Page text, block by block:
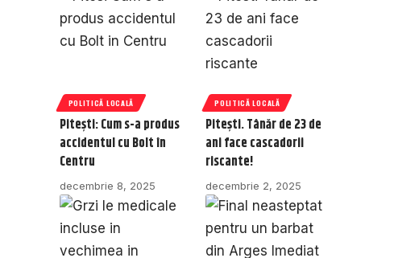
POLITICĂ LOCALĂ
Pitești: Cum s-a produs
accidentul cu Bolt în
Centru
decembrie 8, 2025
POLITICĂ LOCALĂ
Pitești. Tânăr de 23 de
ani face cascadorii
riscante!
decembrie 2, 2025